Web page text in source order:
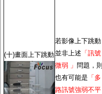
(十)畫面上下跳動
若影像上下跳動
並非上述 「訊號
微弱 」 問題，則
也有可能是 「多
路訊號強弱不平